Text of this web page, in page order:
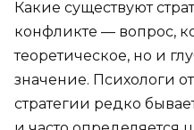
Какие существуют
конфликте — вопрос,
теоретическое, но и
значение. Психологи
стратегии редко